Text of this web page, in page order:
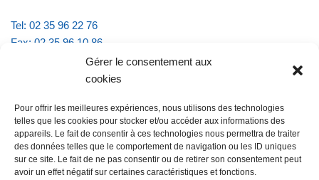
Gérer le consentement aux
cookies
Pour offrir les meilleures expériences, nous utilisons des technologies
telles que les cookies pour stocker et/ou accéder aux informations des
appareils. Le fait de consentir à ces technologies nous permettra de traiter
des données telles que le comportement de navigation ou les ID uniques
sur ce site. Le fait de ne pas consentir ou de retirer son consentement peut
avoir un effet négatif sur certaines caractéristiques et fonctions.
Tel: 02 35 96 22 76
Fax: 02 35 96 10 86
Email : mairie.vattevillelarue@wanadoo.fr
lundi et jeudi de 9h à 11h30
mardi et vendredi de 16h à 18h30